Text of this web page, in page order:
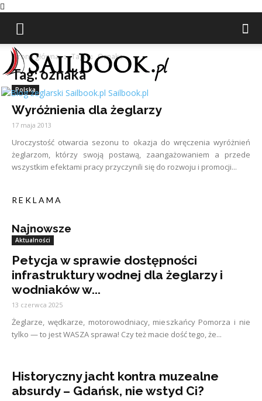
Sailbook.pl
Strona główna Tagi Oznaka
Tag: oznaka
Polska
Wyróżnienia dla żeglarzy
17 maja 2013
Uroczystość otwarcia sezonu to okazja do wręczenia wyróżnień
żeglarzom, którzy swoją postawą, zaangażowaniem a przede
wszystkim efektami pracy przyczynili się do rozwoju i promocji...
R E K L A M A
Najnowsze
Aktualności
Petycja w sprawie dostępności
infrastruktury wodnej dla żeglarzy i
wodniaków w...
13 czerwca 2025
Żeglarze, wędkarze, motorowodniacy, mieszkańcy Pomorza i nie
tylko — to jest WASZA sprawa! Czy też macie dość tego, że...
Historyczny jacht kontra muzealne
absurdy – Gdańsk, nie wstyd Ci?